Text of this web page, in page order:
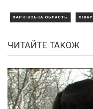
ХАРКІВСЬКА ОБЛАСТЬ ЛІКАР
ЧИТАЙТЕ ТАКОЖ